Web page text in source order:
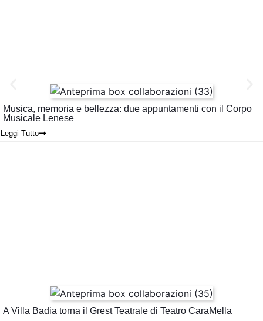
Musica, memoria e bellezza: due appuntamenti con il Corpo
Musicale Lenese
Leggi Tutto
A Villa Badia torna il Grest Teatrale di Teatro CaraMella